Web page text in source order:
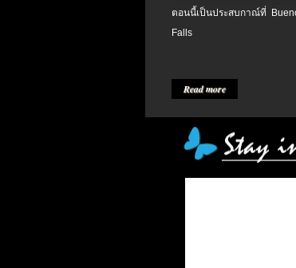
ตอนนี้เป็นประสบกาณ์ที่
Falls
Read more